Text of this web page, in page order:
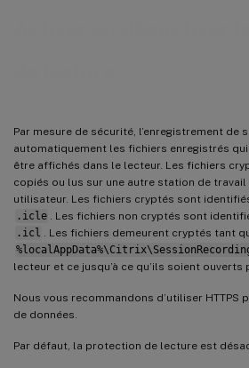
Par mesure de sécurité, l’enregistrement de
automatiquement les fichiers enregistrés
être affichés dans le lecteur. Les fichiers
copiés ou lus sur une autre station de travail
utilisateur. Les fichiers cryptés sont
.icle
. Les fichiers non cryptés sont
.icl
. Les fichiers demeurent cryptés tant
lecteur et ce jusqu’à ce qu’ils soient
Nous vous recommandons d’utiliser
de données.
Par défaut, la protection de lecture est